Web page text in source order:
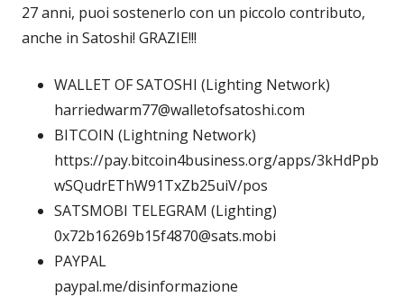
27 anni, puoi sostenerlo con un piccolo contributo,
anche in Satoshi! GRAZIE!!!
WALLET OF SATOSHI (Lighting Network)
harriedwarm77@walletofsatoshi.com
BITCOIN (Lightning Network)
https://pay.bitcoin4business.org/apps/3kHdPpb
wSQudrEThW91TxZb25uiV/pos
SATSMOBI TELEGRAM (Lighting)
0x72b16269b15f4870@sats.mobi
PAYPAL
paypal.me/disinformazione